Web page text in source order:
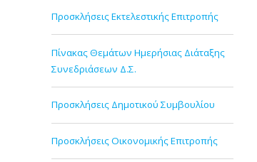
Προσκλήσεις Εκτελεστικής Επιτροπής
Πίνακας Θεμάτων Ημερήσιας Διάταξης
Συνεδριάσεων Δ.Σ.
Προσκλήσεις Δημοτικού Συμβουλίου
Προσκλήσεις Οικονομικής Επιτροπής